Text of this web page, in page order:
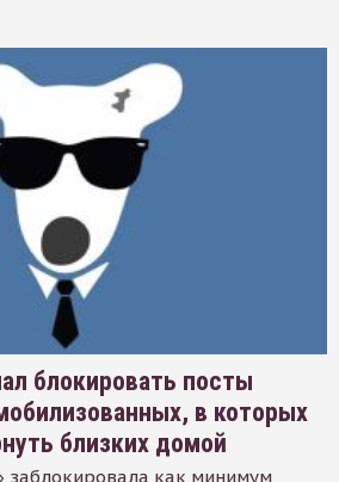
блокировать посты
в которых
близких домой
заблокировала как минимум